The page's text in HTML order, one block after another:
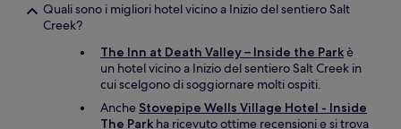
Quali sono i migliori hotel vicino a Inizio del sentiero Salt
Creek?
The Inn at Death Valley – Inside the Parkè
un hotel vicino a Inizio del sentiero Salt Creek in
cui scelgono di soggiornare molti ospiti.
Anche Stovepipe Wells Village Hotel - Inside
The Park ha ricevuto ottime recensioni e si trova